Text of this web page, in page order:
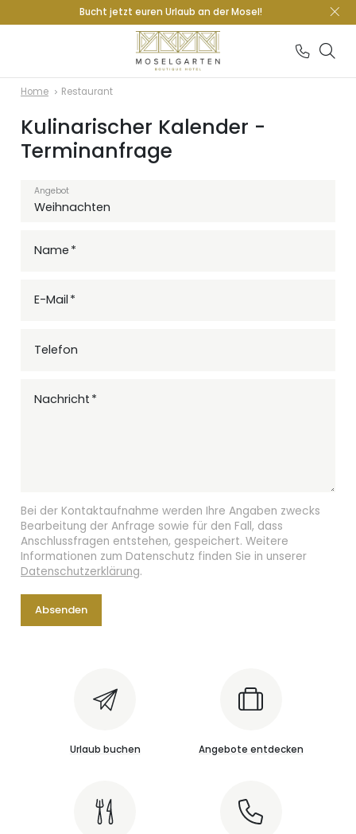
Bucht jetzt euren Urlaub an der Mosel!
Home Restaurant
Kulinarischer Kalender -
Terminanfrage
Angebot
Name
E-Mail
Telefon
Nachricht
Bei der Kontaktaufnahme werden Ihre Angaben zwecks
Bearbeitung der Anfrage sowie für den Fall, dass
Anschlussfragen entstehen, gespeichert. Weitere
Informationen zum Datenschutz finden Sie in unserer
Datenschutzerklärung.
Absenden
Urlaub buchen Angebote entdecken